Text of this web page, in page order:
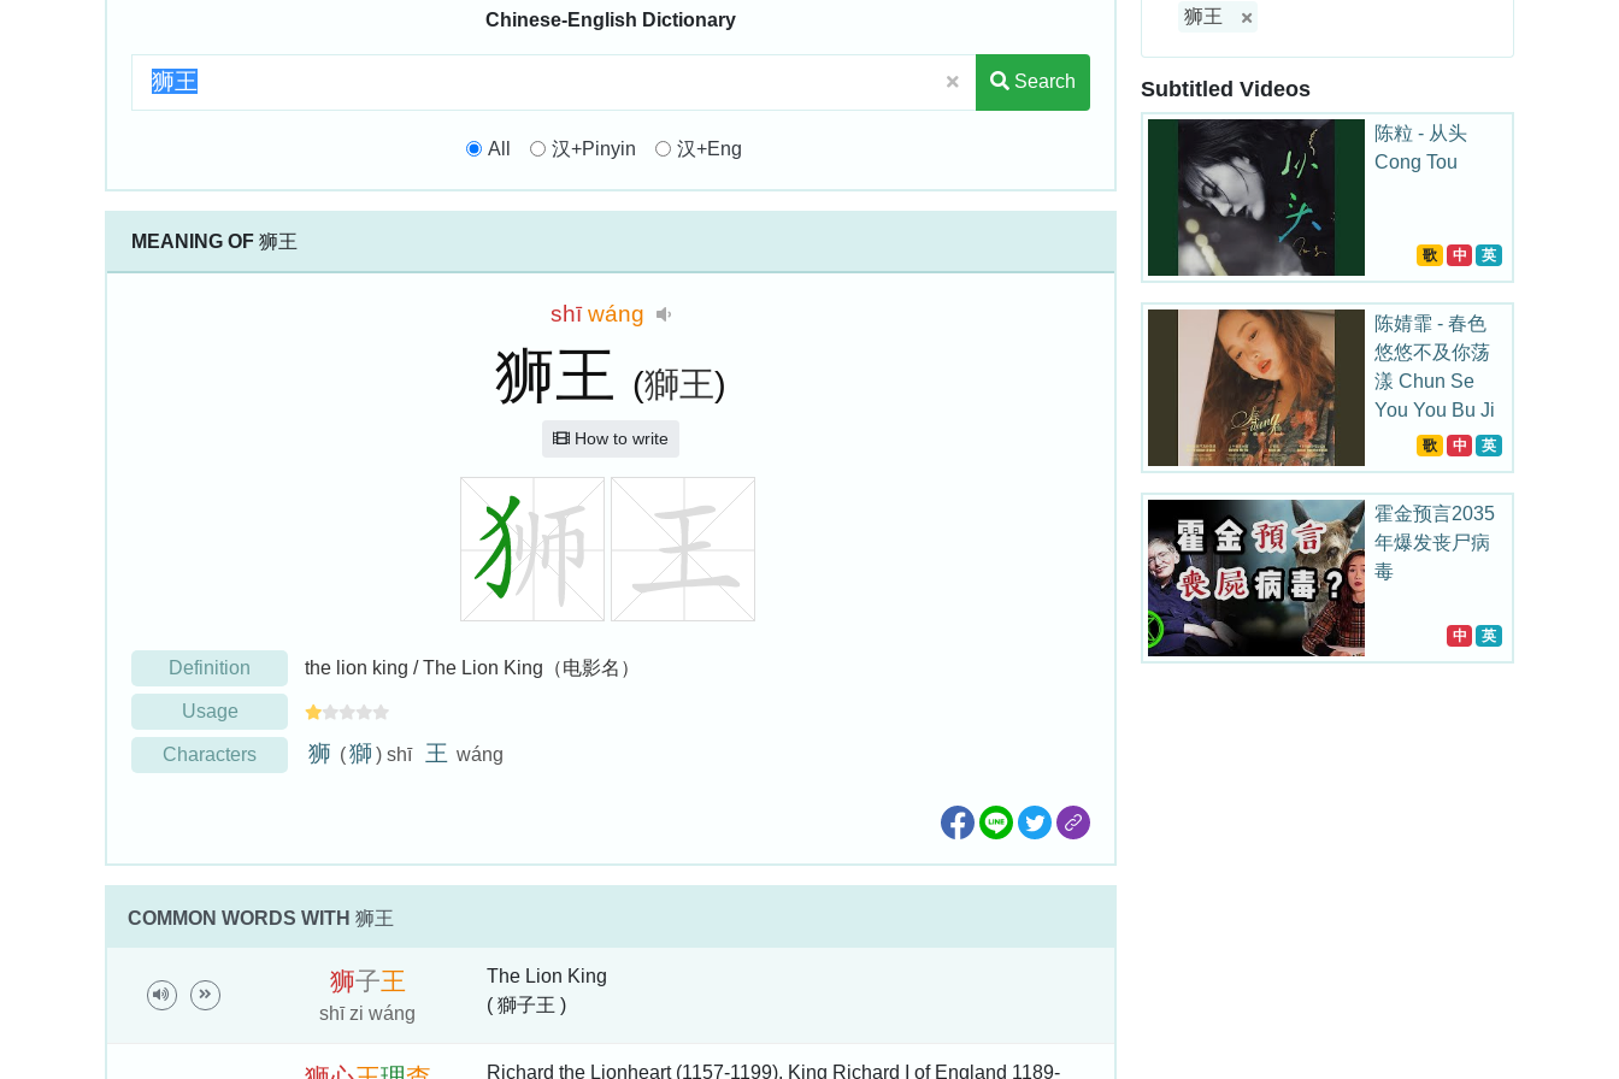
Chinese-English Dictionary
Search
All 汉+Pinyin 汉+Eng
MEANING OF 狮王
shīwáng
狮王 (獅王)
How to write
Definition the lion king / The Lion King（电影名）
Usage
Characters 狮 (獅 ) shī 王 wáng
COMMON WORDS WITH 狮王
狮子王
shī zi wáng
The Lion King
( 獅子王 )
Richard the Lionheart (1157-1199), King Richard I of England 1189-
狮王
Subtitled Videos
陈粒 - 从头
Cong Tou
歌 中 英
陈婧霏 - 春色
悠悠不及你荡
漾 Chun Se
You You Bu Ji
Ni Dang Yang
歌 中 英
霍金预言2035
年爆发丧尸病
毒
中 英